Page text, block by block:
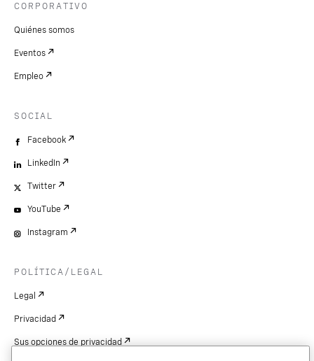
CORPORATIVO
Quiénes somos
Eventos
Empleo
SOCIAL
Facebook
LinkedIn
Twitter
YouTube
Instagram
POLÍTICA/LEGAL
Legal
Privacidad
Sus opciones de privacidad